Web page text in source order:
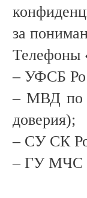
за
Телефоны
– УФСБ
– МВД по
доверия);
– СУ СК
– ГУ МЧС